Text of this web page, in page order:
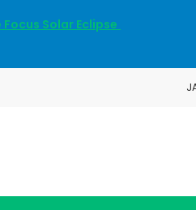
Solar Eclipse